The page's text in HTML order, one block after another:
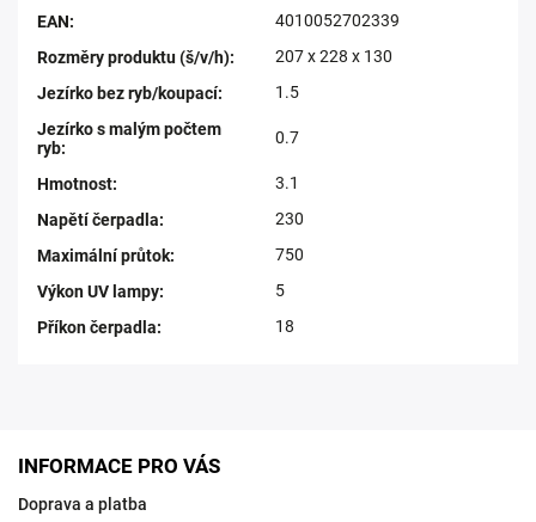
EAN:
4010052702339
Rozměry produktu (š/v/h):
207 x 228 x 130
Jezírko bez ryb/koupací:
1.5
Jezírko s malým počtem
ryb:
0.7
Hmotnost:
3.1
Napětí čerpadla:
230
Maximální průtok:
750
Výkon UV lampy:
5
Příkon čerpadla: 18
INFORMACE PRO VÁS
Doprava a platba